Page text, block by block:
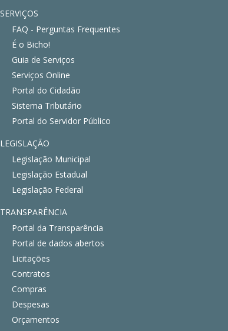
SERVIÇOS
FAQ - Perguntas Frequentes
É o Bicho!
Guia de Serviços
Serviços Online
Portal do Cidadão
Sistema Tributário
Portal do Servidor Público
LEGISLAÇÃO
Legislação Municipal
Legislação Estadual
Legislação Federal
TRANSPARÊNCIA
Portal da Transparência
Portal de dados abertos
Licitações
Contratos
Compras
Despesas
Orçamentos